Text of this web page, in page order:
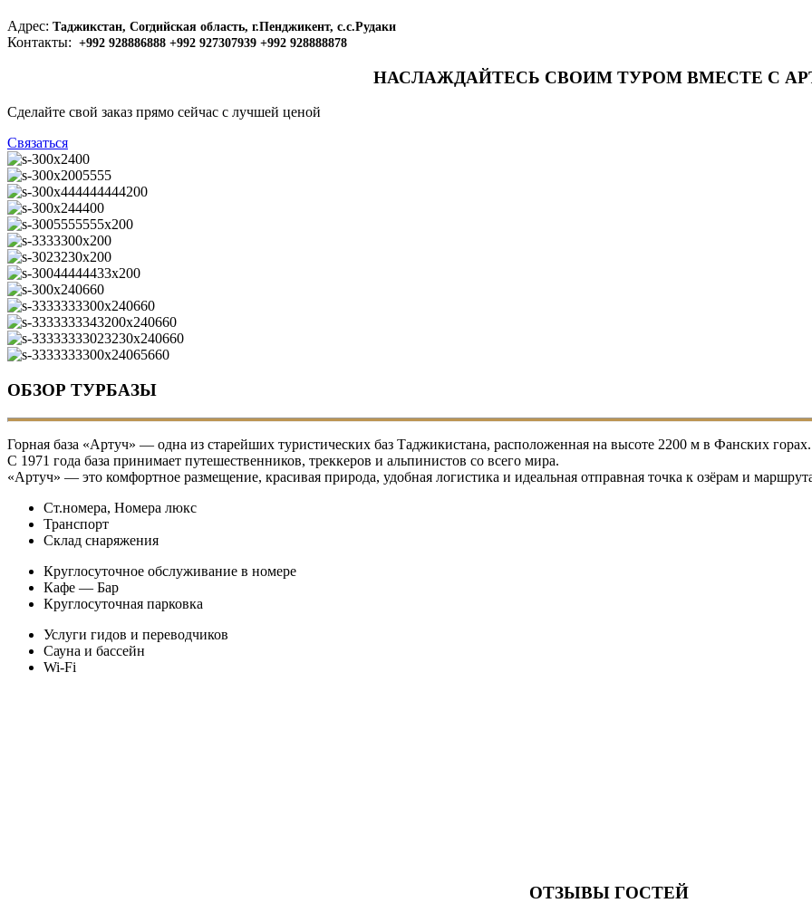
Адрес: Таджикстан, Согдийская область, г.Пенджикент, с.с.Рудаки
Контакты: +992 928886888 +992 927307939 +992 928888878
НАСЛАЖДАЙТЕСЬ СВОИМ ТУРОМ ВМЕСТЕ С
Сделайте свой заказ прямо сейчас с лучшей ценой
Связаться
ОБЗОР ТУРБАЗЫ
Горная база «Артуч» — одна из старейших туристических баз Таджикистана, расположенная на высоте 2200 м в Фанских горах.
С 1971 года база принимает путешественников, треккеров и альпинистов со всего мира.
«Артуч» — это комфортное размещение, красивая природа, удобная логистика и идеальная отправная точка к озёрам и
Ст.номера, Номера люкс
Транспорт
Склад снаряжения
Круглосуточное обслуживание в номере
Кафе — Бар
Круглосуточная парковка
Услуги гидов и переводчиков
Сауна и бассейн
Wi-Fi
ОТЗЫВЫ ГОСТЕЙ